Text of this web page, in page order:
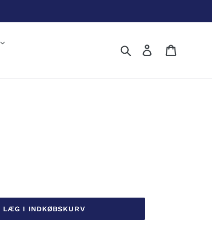
Søg Log ind
LÆG I INDKØBSKURV